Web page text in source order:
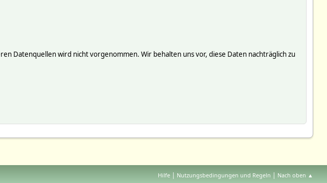
Datenquellen wird nicht vorgenommen. Wir behalten uns vor, diese Daten nachträglich zu
Hilfe | Nutzungsbedingungen und Regeln | Nach oben ▲